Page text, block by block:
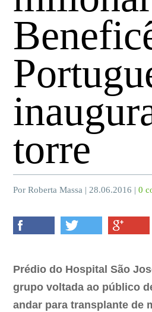
torre
Por Roberta Massa | 28.06.2016 |0
Prédio do Hospital São
grupo voltada ao público
andar para transplante de